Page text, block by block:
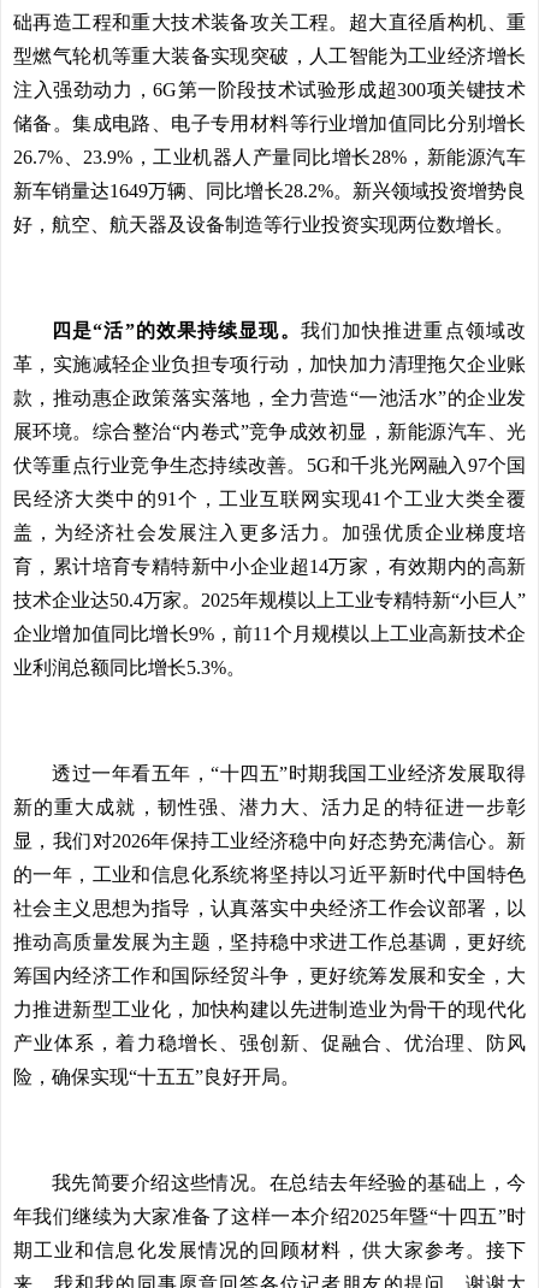
础再造工程和重大技术装备攻关工程。超大直径盾构机、重
型燃气轮机等重大装备实现突破，人工智能为工业经济增长
注入强劲动力，6G第一阶段技术试验形成超300项关键技术
储备。集成电路、电子专用材料等行业增加值同比分别增长
26.7%、23.9%，工业机器人产量同比增长28%，新能源汽车
新车销量达1649万辆、同比增长28.2%。新兴领域投资增势良
好，航空、航天器及设备制造等行业投资实现两位数增长。
四是“活”的效果持续显现。 我们加快推进重点领域改
革，实施减轻企业负担专项行动，加快加力清理拖欠企业账
款，推动惠企政策落实落地，全力营造“一池活水”的企业发
展环境。综合整治“内卷式”竞争成效初显，新能源汽车、光
伏等重点行业竞争生态持续改善。5G和千兆光网融入97个国
民经济大类中的91个，工业互联网实现41个工业大类全覆
盖，为经济社会发展注入更多活力。加强优质企业梯度培
育，累计培育专精特新中小企业超14万家，有效期内的高新
技术企业达50.4万家。2025年规模以上工业专精特新“小巨人”
企业增加值同比增长9%，前11个月规模以上工业高新技术企
业利润总额同比增长5.3%。
透过一年看五年，“十四五”时期我国工业经济发展取得
新的重大成就，韧性强、潜力大、活力足的特征进一步彰
显，我们对2026年保持工业经济稳中向好态势充满信心。新
的一年，工业和信息化系统将坚持以习近平新时代中国特色
社会主义思想为指导，认真落实中央经济工作会议部署，以
推动高质量发展为主题，坚持稳中求进工作总基调，更好统
筹国内经济工作和国际经贸斗争，更好统筹发展和安全，大
力推进新型工业化，加快构建以先进制造业为骨干的现代化
产业体系，着力稳增长、强创新、促融合、优治理、防风
险，确保实现“十五五”良好开局。
我先简要介绍这些情况。在总结去年经验的基础上，今
年我们继续为大家准备了这样一本介绍2025年暨“十四五”时
期工业和信息化发展情况的回顾材料，供大家参考。接下
来，我和我的同事愿意回答各位记者朋友的提问。谢谢大